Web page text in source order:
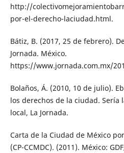
http://
por-el-derecho-laciudad.html.
Bátiz, B. (2017, 25 de febrero).
Jornada. México.
https://www.jornada.com.mx/
Bolaños, Á. (2010, 10 de julio).
los derechos de la ciudad. Sería
local, La Jornada.
Carta de la Ciudad de México
(CP-CCMDC). (2011). México: